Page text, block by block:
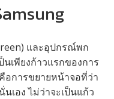
และอุปกรณ์พก
เพียงก้าวแรกของการ
อการขยายหน้าจอที่ว่า
เอง ไม่ว่าจะเป็นแก้ว